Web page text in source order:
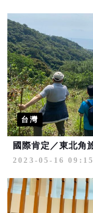
台灣
2023-05-16 09:15